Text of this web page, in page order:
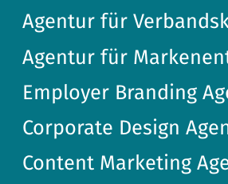
Agentur für
Agentur für
Employer Branding
Corporate Design
Content Marketing